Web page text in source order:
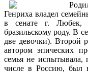
Генриха владел
в сенате г. Любек,
бразильскому роду. В
две девочки). Второй
автором эпических
семья не испытывала,
числе в Россию, был